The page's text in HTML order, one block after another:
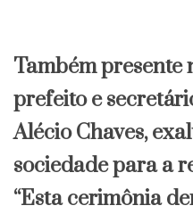
Também presente
prefeito e
Alécio Chaves,
sociedade para a
“Esta cerimônia